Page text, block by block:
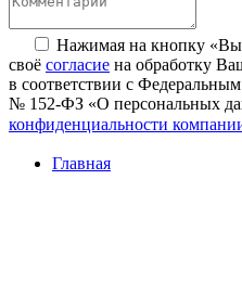
Нажимая на кнопку
своё согласие на обработку
в соответствии с
№ 152-ФЗ «О персональных
конфиденциальности
Главная